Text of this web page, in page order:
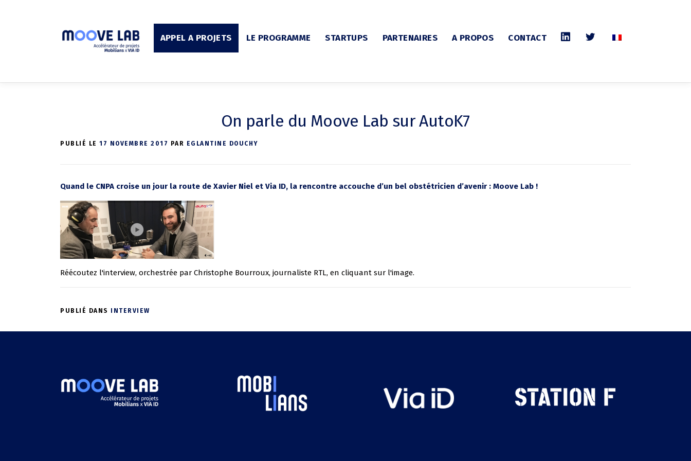
APPEL A PROJETS LE PROGRAMME STARTUPS PARTENAIRES A PROPOS CONTACT
On parle du Moove Lab sur AutoK7
PUBLIÉ LE 17 NOVEMBRE 2017 PAR EGLANTINE DOUCHY
Quand le CNPA croise un jour la route de Xavier Niel et Via ID, la rencontre accouche d’un bel obstétricien d’avenir : Moove Lab !
Réécoutez l'interview, orchestrée par Christophe Bourroux, journaliste RTL, en cliquant sur l'image.
PUBLIÉ DANS INTERVIEW